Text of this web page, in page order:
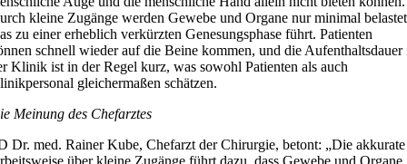
kleine Zugänge werden Gewebe und Organe nur minimal
zu einer erheblich verkürzten Genesungsphase führt. Patienten
schnell wieder auf die Beine kommen, und die Aufenthaltsdauer
Klinik ist in der Regel kurz, was sowohl Patienten als auch
gleichermaßen schätzen.
Meinung des Chefarztes
Dr. med. Rainer Kube, Chefarzt der Chirurgie, betont: „Die akkurate
über kleine Zugänge führt dazu, dass Gewebe und Organe